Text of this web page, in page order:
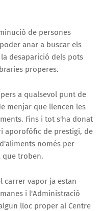
de persones
anar a buscar els
la desaparició dels pots
properes.
a qualsevol punt de
menjar que llencen les
Fins i tot s'ha donat
aporofòfic de prestigi, de
només per
que troben.
carrer vapor ja estan
i l'Administració
lloc proper al Centre